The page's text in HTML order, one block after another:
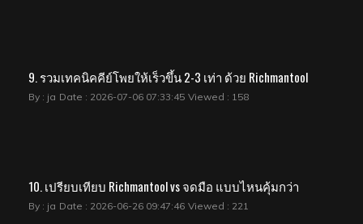
9. รวมเทคนิคคีย์โพยให้เร็วขึ้น 2-3 เท่า ด้วย Richmantool
By : ja Date : 2026-07-06 07:33:45 Viewed : 158
10. เปรียบเทียบ Richmantool vs จดมือ แบบไหนคุ้มกว่า
By : ja Date : 2026-06-26 09:47:46 Viewed : 221